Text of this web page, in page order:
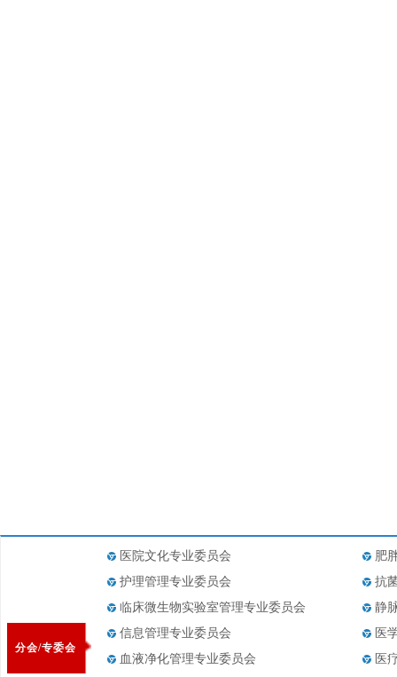
分会/专委会
医院文化专业委员会
肥
护理管理专业委员会
抗
临床微生物实验室管理专业委员会
静
信息管理专业委员会
医
血液净化管理专业委员会
医